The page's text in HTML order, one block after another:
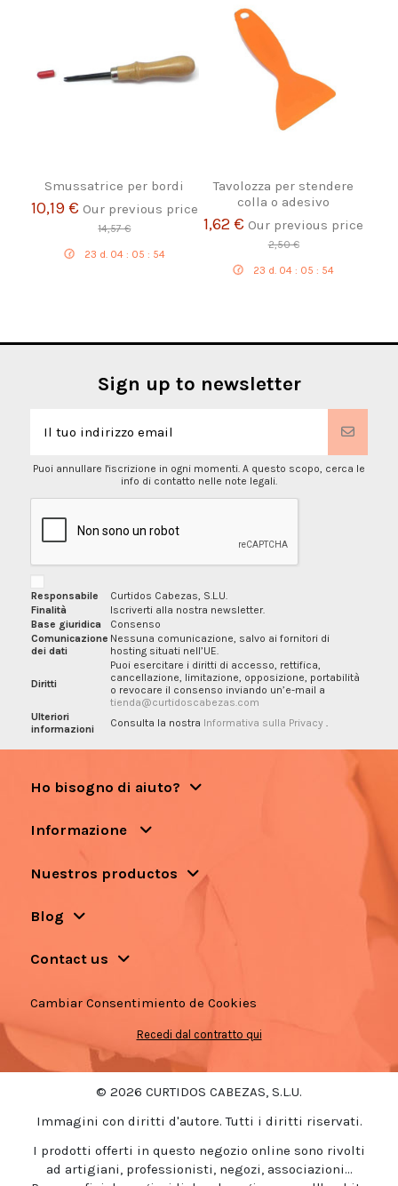
Smussatrice per bordi
10,19 € Our previous price
14,57 €
23 d. 04 : 05 : 54
Tavolozza per stendere
colla o adesivo
1,62 € Our previous price
2,50 €
23 d. 04 : 05 : 54
Sign up to newsletter
Puoi annullare l'iscrizione in ogni momenti. A questo scopo, cerca le
info di contatto nelle note legali.
Responsabile
Curtidos Cabezas, S.L.U.
Finalità
Iscriverti alla nostra newsletter.
Base giuridica
Consenso
Comunicazione
dei dati
Nessuna comunicazione, salvo ai fornitori di
hosting situati nell’UE.
Diritti
Puoi esercitare i diritti di accesso, rettifica,
cancellazione, limitazione, opposizione, portabilità
o revocare il consenso inviando un’e-mail a
tienda@curtidoscabezas.com
Ulteriori
informazioni
Consulta la nostra Informativa sulla Privacy
Ho bisogno di aiuto?
Informazione
Nuestros productos
Blog
Contact us
Cambiar Consentimiento de Cookies
Recedi dal contratto qui
© 2026 CURTIDOS CABEZAS, S.L.U.
Immagini con diritti d'autore. Tutti i diritti riservati.
I prodotti offerti in questo negozio online sono rivolti
ad artigiani, professionisti, negozi, associazioni...